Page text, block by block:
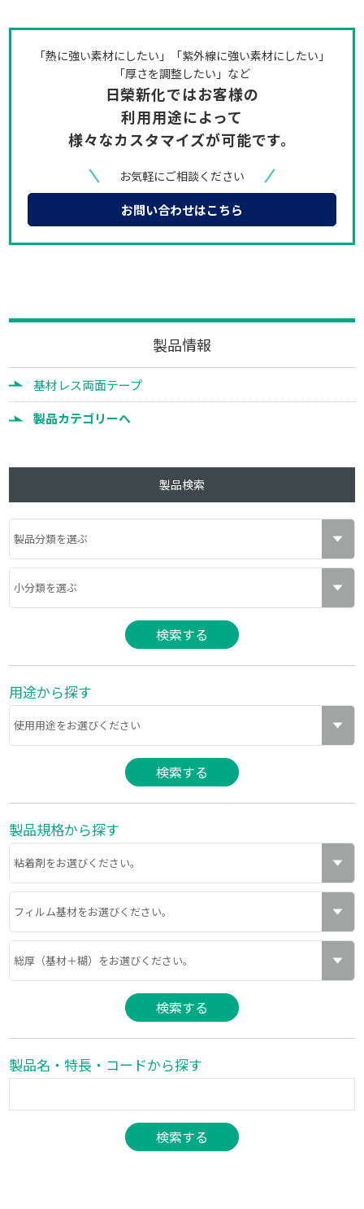
「熱に強い素材にしたい」「紫外線に強い素材にしたい」
「厚さを調整したい」など
日榮新化ではお客様の
利用用途によって
様々なカスタマイズが可能です。
お気軽にご相談ください
お問い合わせはこちら
製品情報
基材レス両面テープ
製品カテゴリーへ
製品検索
用途から探す
製品規格から探す
製品名・特長・コードから探す